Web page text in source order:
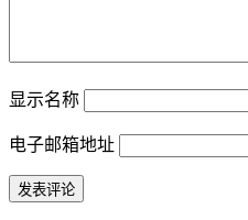
显示名称
电子邮箱地址